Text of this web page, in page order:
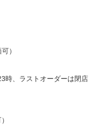
）
時、ラストオーダーは閉店